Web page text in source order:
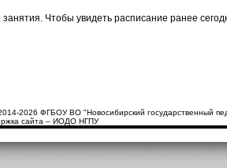
Чтобы увидеть расписание ранее
2026 ФГБОУ ВО "Новосибирский государственный
сайта – ИОДО НГПУ